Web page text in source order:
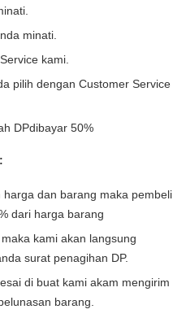
minati.
kami.
pilih dengan Customer Service
DPdibayar 50%
dan barang maka pembeli
dari harga barang
kami akan langsung
surat penagihan DP.
di buat kami akam mengirim
barang.